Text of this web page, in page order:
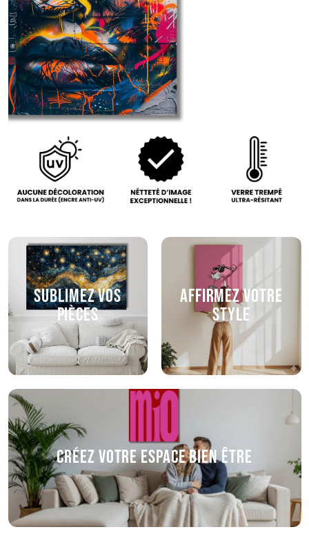
Sublimez vos
pièces
Créez votre espace bien être
Affirmez votre
style